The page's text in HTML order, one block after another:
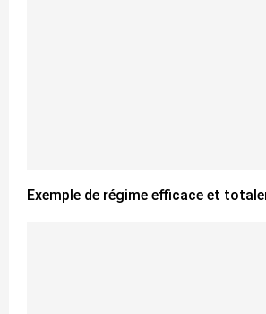
Exemple de régime efficace et